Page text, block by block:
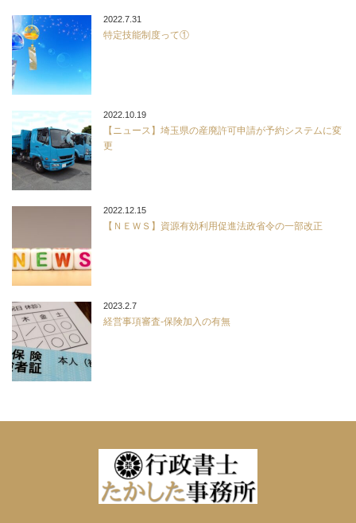
2022.7.31
特定技能制度って①
2022.10.19
【ニュース】埼玉県の産廃許可申請が予約システムに変
更
2022.12.15
【ＮＥＷＳ】資源有効利用促進法政省令の一部改正
2023.2.7
経営事項審査-保険加入の有無